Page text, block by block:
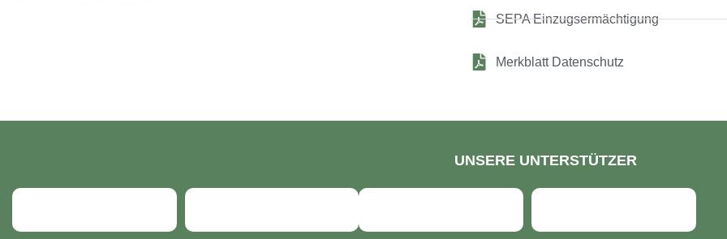
SEPA Einzugsermächtigung
Merkblatt Datenschutz
UNSERE UNTERSTÜTZER